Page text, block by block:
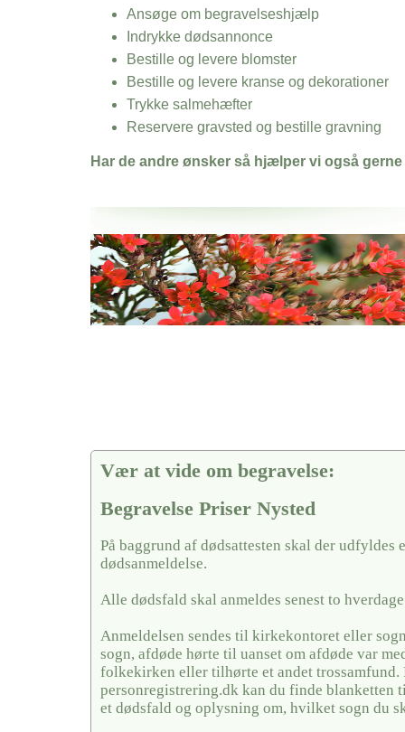
Ansøge om begravelseshjælp
Indrykke dødsannonce
Bestille og levere blomster
Bestille og levere kranse og dekorationer
Trykke salmehæfter
Reservere gravsted og bestille gravning
Har de andre ønsker så hjælper vi også gerne
Her hos os får du altid en god afslutning når det gælder
Begravelse Priser Nysted
vi hjælper i alle faser af begravelsel
Vær at vide om begravelse:
Begravelse Priser Nysted
På baggrund af dødsattesten skal der udfyldes
dødsanmeldelse.
Alle dødsfald skal anmeldes senest to
Anmeldelsen sendes til kirkekontoret eller
sogn, afdøde hørte til uanset om afdøde var
folkekirken eller tilhørte et andet trossamfund.
personregistrering.dk kan du finde blanketten
et dødsfald og oplysning om, hvilket sogn du